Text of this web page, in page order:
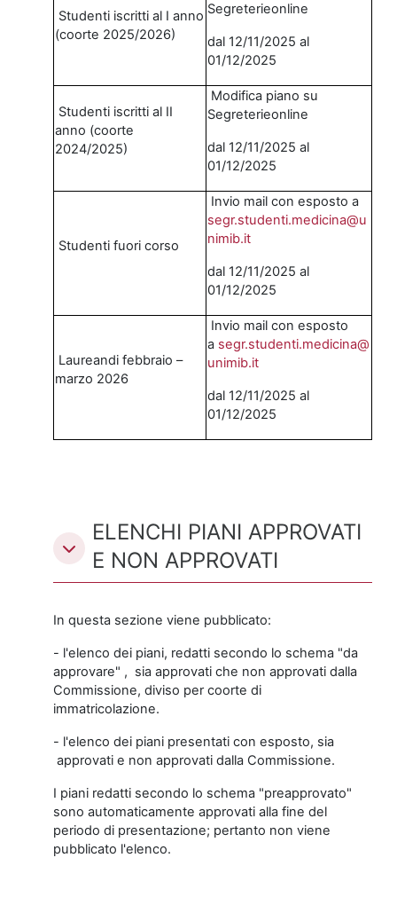
Studenti iscritti al I anno
(coorte 2025/2026)
Segreterieonline
dal 12/11/2025 al
01/12/2025
Studenti iscritti al II
anno (coorte
2024/2025)
Modifica piano su
Segreterieonline
dal 12/11/2025 al
01/12/2025
Studenti fuori corso
Invio mail con esposto a
segr.studenti.medicina@u
nimib.it
dal 12/11/2025 al
01/12/2025
Laureandi febbraio –
marzo 2026
Invio mail con esposto
a segr.studenti.medicina@
unimib.it
dal 12/11/2025 al
01/12/2025
ELENCHI PIANI APPROVATI
E NON APPROVATI
In questa sezione viene pubblicato:
- l'elenco dei piani, redatti secondo lo schema "da
approvare" , sia approvati che non approvati dalla
Commissione, diviso per coorte di
immatricolazione.
- l'elenco dei piani presentati con esposto, sia
approvati e non approvati dalla Commissione.
I piani redatti secondo lo schema "preapprovato"
sono automaticamente approvati alla fine del
periodo di presentazione; pertanto non viene
pubblicato l'elenco.